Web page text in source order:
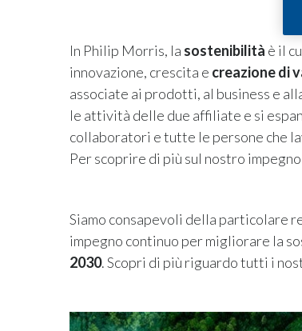
In Philip Morris, la sostenibilità è il
innovazione, crescita e creazione di
associate ai prodotti, al business e
le attività delle due affiliate e si
collaboratori e tutte le persone che
Per scoprire di più sul nostro
Siamo consapevoli della particolare
impegno continuo per migliorare la
2030. Scopri di più riguardo tutti i